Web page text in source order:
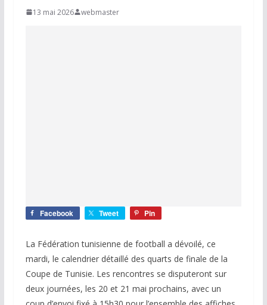
13 mai 2026 webmaster
Facebook Tweet Pin
La Fédération tunisienne de football a dévoilé, ce
mardi, le calendrier détaillé des quarts de finale de la
Coupe de Tunisie. Les rencontres se disputeront sur
deux journées, les 20 et 21 mai prochains, avec un